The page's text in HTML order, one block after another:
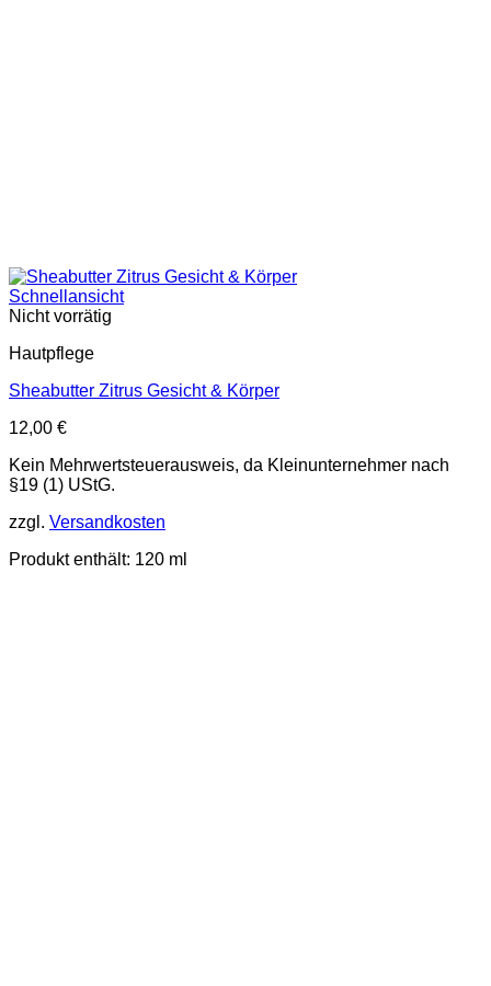
Schnellansicht
Nicht vorrätig
Hautpflege
Sheabutter Zitrus Gesicht & Körper
12,00 €
Kein Mehrwertsteuerausweis, da Kleinunternehmer nach
§19 (1) UStG.
zzgl. Versandkosten
Produkt enthält: 120 ml